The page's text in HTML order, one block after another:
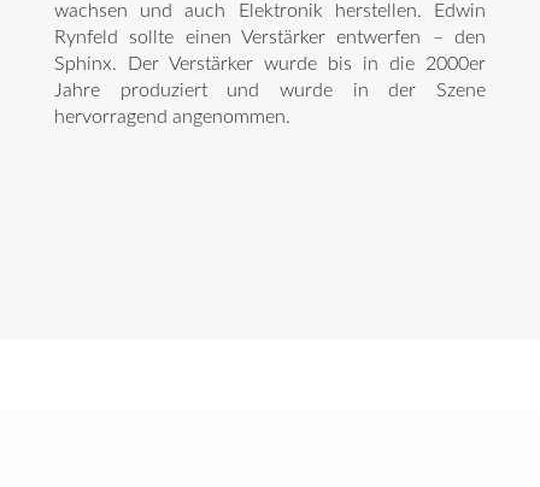
wachsen und auch Elektronik herstellen. Edwin
Rynfeld sollte einen Verstärker entwerfen – den
Sphinx. Der Verstärker wurde bis in die 2000er
Jahre produziert und wurde in der Szene
hervorragend angenommen.